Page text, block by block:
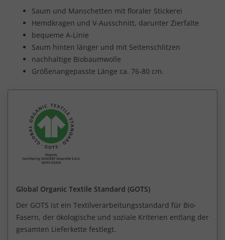
Saum und Manschetten mit floraler Stickerei
Hemdkragen und V-Ausschnitt, darunter Zierfalte
bequeme A-Linie
Saum hinten länger und mit Seitenschlitzen
nachhaltige Biobaumwolle
Größenangepasste Länge ca. 76-80 cm.
Global Organic Textile Standard (GOTS)
Der GOTS ist ein Textilverarbeitungsstandard für Bio-
Fasern, der ökologische und soziale Kriterien entlang der
gesamten Lieferkette festlegt.